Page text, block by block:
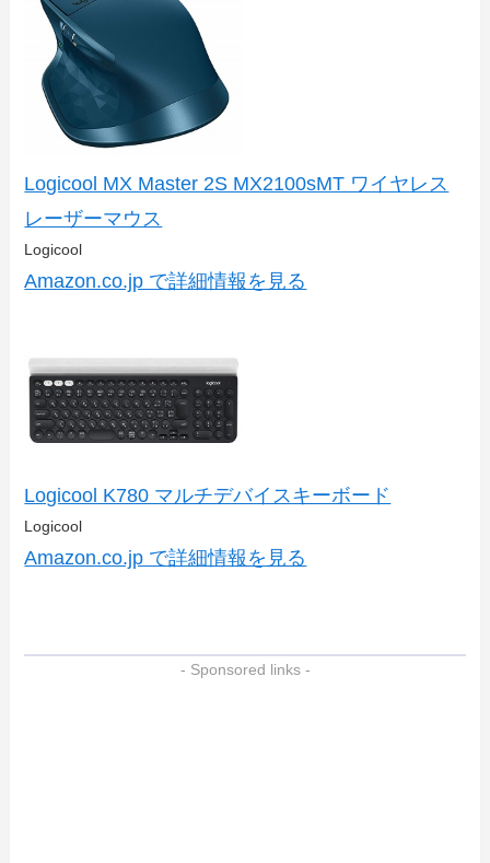
Logicool MX Master 2S MX2100sMT ワイヤレス
レーザーマウス
Logicool
Amazon.co.jp で詳細情報を見る
Logicool K780 マルチデバイスキーボード
Logicool
Amazon.co.jp で詳細情報を見る
- Sponsored links -